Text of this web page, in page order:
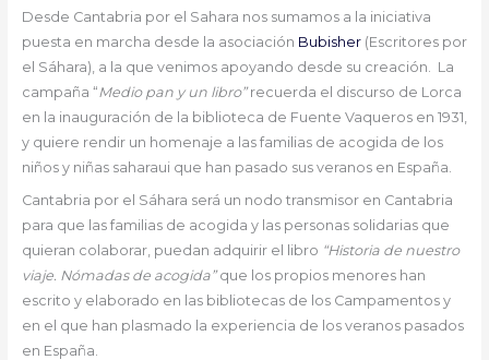
Desde Cantabria por el Sahara nos sumamos a la iniciativa
puesta en marcha desde la asociación Bubisher(Escritores por
el Sáhara), a la que venimos apoyando desde su creación. La
campaña “Medio pan y un libro”recuerda el discurso de Lorca
en la inauguración de la biblioteca de Fuente Vaqueros en 1931,
y quiere rendir un homenaje a las familias de acogida de los
niños y niñas saharaui que han pasado sus veranos en España.
Cantabria por el Sáhara será un nodo transmisor en Cantabria
para que las familias de acogida y las personas solidarias que
quieran colaborar, puedan adquirir el libro “Historia de nuestro
viaje. Nómadas de acogida”que los propios menores han
escrito y elaborado en las bibliotecas de los Campamentos y
en el que han plasmado la experiencia de los veranos pasados
en España.